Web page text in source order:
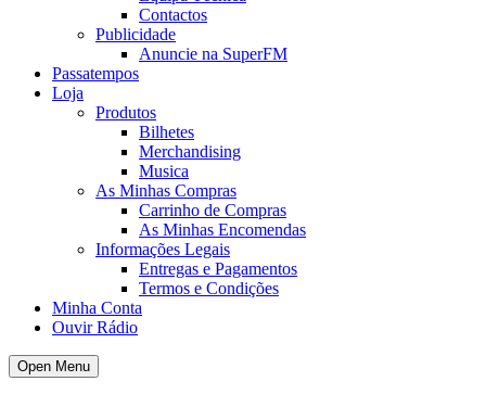
Contactos
Publicidade
Anuncie na SuperFM
Passatempos
Loja
Produtos
Bilhetes
Merchandising
Musica
As Minhas Compras
Carrinho de Compras
As Minhas Encomendas
Informações Legais
Entregas e Pagamentos
Termos e Condições
Minha Conta
Ouvir Rádio
Open Menu